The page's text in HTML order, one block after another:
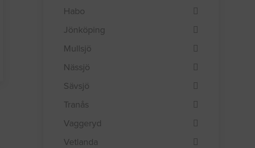
Habo
Jönköping
Mullsjö
Nässjö
Sävsjö
Tranås
Vaggeryd
Vetlanda